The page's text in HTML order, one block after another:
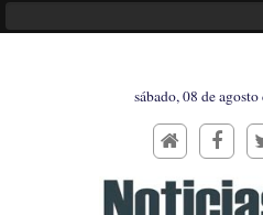
sábado, 08 de